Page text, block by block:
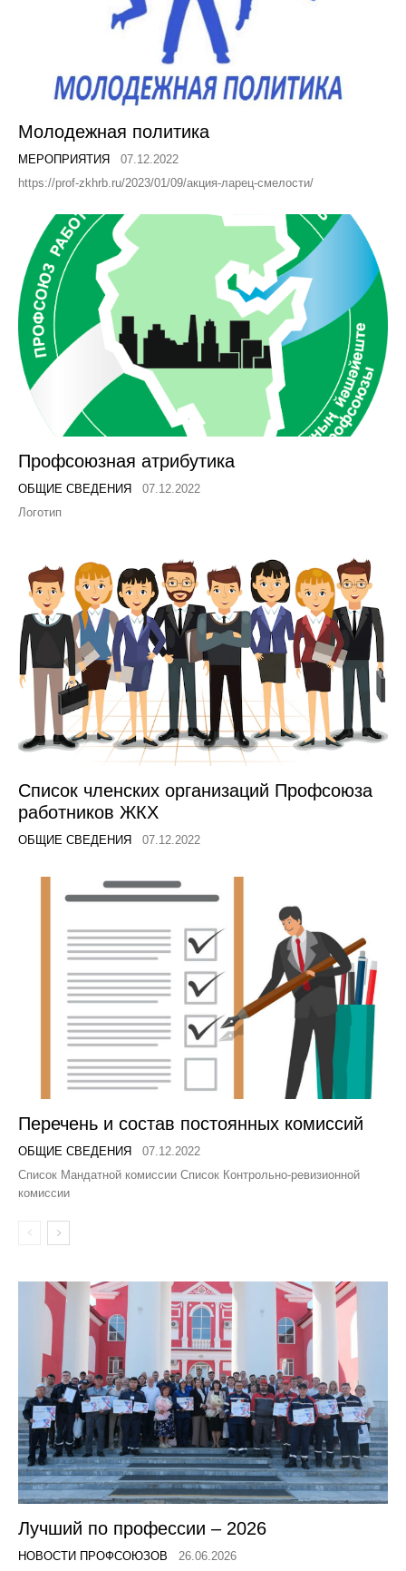
Молодежная политика
МЕРОПРИЯТИЯ
07.12.2022
https://prof-zkhrb.ru/2023/01/09/акция-ларец-смелости/
Профсоюзная атрибутика
ОБЩИЕ СВЕДЕНИЯ
07.12.2022
Список членских организаций Профсоюза
работников ЖКХ
ОБЩИЕ СВЕДЕНИЯ 07.12.2022
Перечень и состав постоянных комиссий
ОБЩИЕ СВЕДЕНИЯ
07.12.2022
Список Мандатной комиссии Список Контрольно-ревизионной
комиссии
Лучший по профессии – 2026
НОВОСТИ ПРОФСОЮЗОВ
26.06.2026